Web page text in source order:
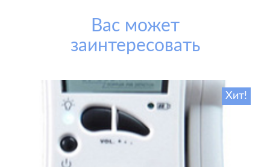
Вас может
заинтересовать
Хит!